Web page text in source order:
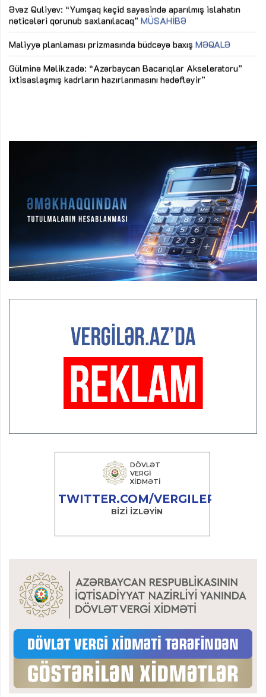
Əvəz Quliyev: “Yumşaq keçid sayəsində aparılmış islahatın
nəticələri qorunub saxlanılacaq” MÜSAHİBƏ
Maliyyə planlaması prizmasında büdcəyə baxış MƏQALƏ
Gülminə Məlikzadə: “Azərbaycan Bacarıqlar Akseleratoru”
ixtisaslaşmış kadrların hazırlanmasını hədəfləyir”